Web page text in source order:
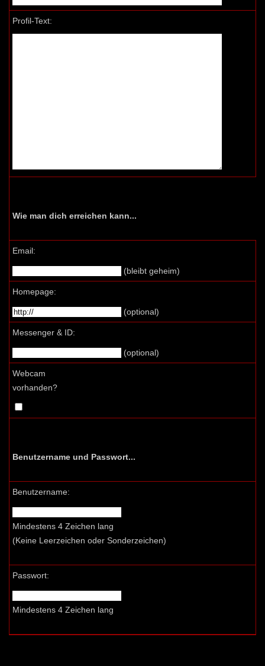
Profil-Text:
Wie man dich erreichen kann...
Email:
(bleibt geheim)
Homepage:
(optional)
Messenger & ID:
(optional)
Webcam
vorhanden?
Benutzername und Passwort...
Benutzername:
Mindestens 4 Zeichen lang
(Keine Leerzeichen oder Sonderzeichen)
Passwort:
Mindestens 4 Zeichen lang